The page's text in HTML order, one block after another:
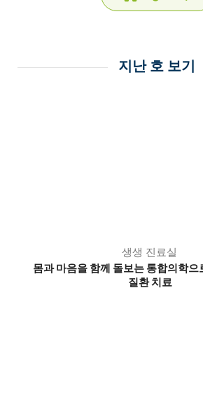
지난 호 보기
생생 진료실
몸과 마음을 함께 돌보는 통합의학으
질환 치료